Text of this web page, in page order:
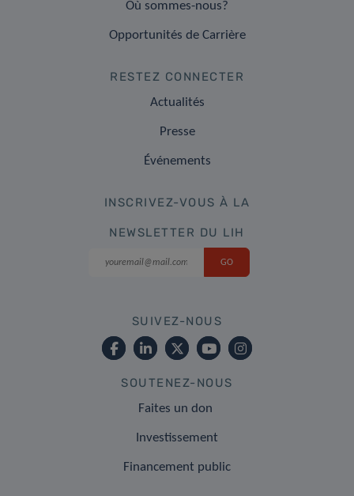
Où sommes-nous?
Opportunités de Carrière
RESTEZ CONNECTER
Actualités
Presse
Événements
INSCRIVEZ-VOUS À LA
NEWSLETTER DU LIH
SUIVEZ-NOUS
SOUTENEZ-NOUS
Faites un don
Investissement
Financement public